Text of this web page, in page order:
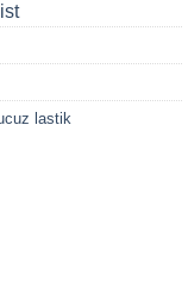
lastik